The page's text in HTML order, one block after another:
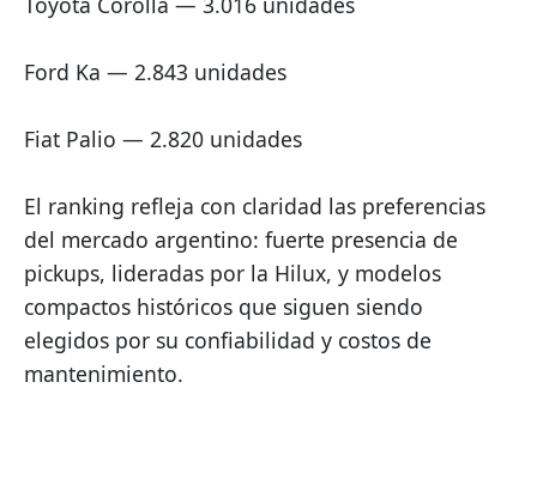
Ford Ka — 2.843 unidades
Fiat Palio — 2.820 unidades
El ranking refleja con claridad las preferencias
del mercado argentino: fuerte presencia de
pickups, lideradas por la Hilux, y modelos
compactos históricos que siguen siendo
elegidos por su confiabilidad y costos de
mantenimiento.